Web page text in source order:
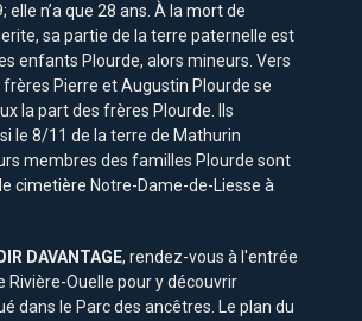
elle n’a que 28 ans. À la mort de
sa partie de la terre paternelle est
enfants Plourde, alors mineurs. Vers
frères Pierre et Augustin Plourde se
la part des frères Plourde. Ils
le 8/11 de la terre de Mathurin
membres des familles Plourde sont
cimetière Notre-Dame-de-Liesse à
DAVANTAGE, rendez-vous à l'entrée
Rivière-Ouelle pour y découvrir
dans le Parc des ancêtres. Le plan du